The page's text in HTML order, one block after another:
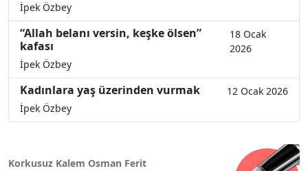
İpek Özbey
“Allah belanı versin, keşke ölsen”
kafası
18 Ocak
2026
İpek Özbey
Kadınlara yaş üzerinden vurmak
12 Ocak 2026
İpek Özbey
Korkusuz Kalem Osman Ferit